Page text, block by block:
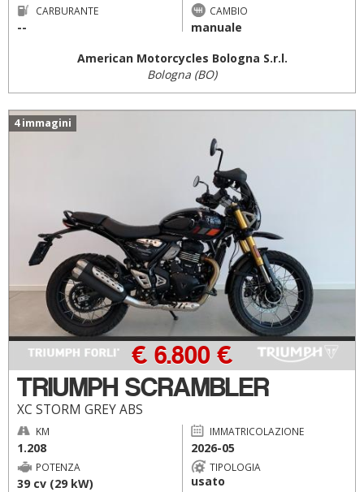
CARBURANTE
--
CAMBIO
manuale
American Motorcycles Bologna S.r.l.
Bologna (BO)
4 immagini
TRIUMPH SCRAMBLER
XC STORM GREY ABS
€ 6.800 €
KM
1.208
IMMATRICOLAZIONE
2026-05
POTENZA
39 cv (29 kW)
TIPOLOGIA
usato